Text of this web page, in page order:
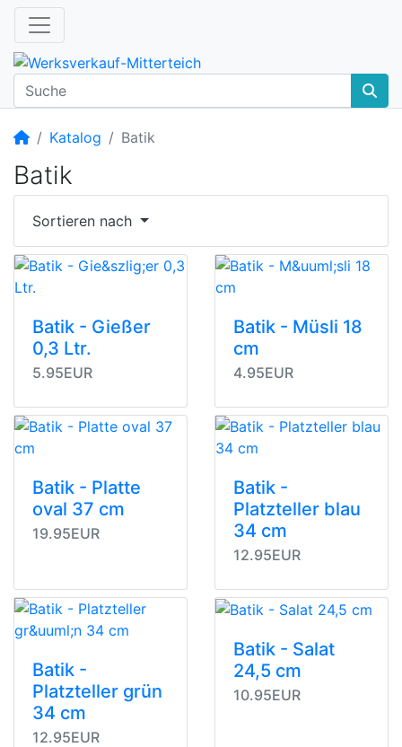
Startseite
Katalog Batik
Batik
Sortieren nach
Batik - Gießer
0,3 Ltr.
5.95EUR
Batik - Müsli 18
cm
4.95EUR
Batik - Platte
oval 37 cm
19.95EUR
Batik -
Platzteller blau
34 cm
12.95EUR
Batik -
Platzteller grün
34 cm
12.95EUR
Batik - Salat
24,5 cm
10.95EUR